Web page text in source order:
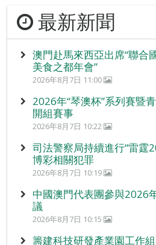
最新新聞
澳門赴馬來西亞出席“聯合
美食之都年會”
2026年8月7日 11:00
2026年“琴澳杯”系列賽暨
開組賽事
2026年8月7日 10:22
司法警察局持續進行“雷霆
博彩相關犯罪
2026年8月7日 10:19
中國澳門代表團參與2026
議
2026年8月7日 10:15
籌建科技研發產業園工作